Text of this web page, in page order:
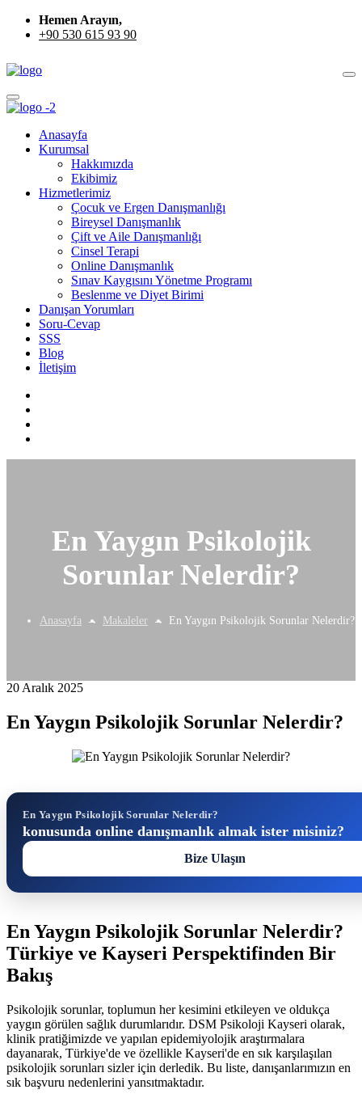
Hemen Arayın,
+90 530 615 93 90
Anasayfa
Kurumsal
Hakkımızda
Ekibimiz
Hizmetlerimiz
Çocuk ve Ergen Danışmanlığı
Bireysel Danışmanlık
Çift ve Aile Danışmanlığı
Cinsel Terapi
Online Danışmanlık
Sınav Kaygısını Yönetme Programı
Beslenme ve Diyet Birimi
Danışan Yorumları
Soru-Cevap
SSS
Blog
İletişim
En Yaygın Psikolojik
Sorunlar Nelerdir?
Anasayfa Makaleler En Yaygın Psikolojik Sorunlar Nelerdir?
20 Aralık 2025
En Yaygın Psikolojik Sorunlar Nelerdir?
En Yaygın Psikolojik Sorunlar Nelerdir?
konusunda online danışmanlık almak ister misiniz?
Bize Ulaşın
En Yaygın Psikolojik Sorunlar Nelerdir?
Türkiye ve Kayseri Perspektifinden Bir
Bakış
Psikolojik sorunlar, toplumun her kesimini etkileyen ve oldukça
yaygın görülen sağlık durumlarıdır. DSM Psikoloji Kayseri olarak,
klinik pratiğimizde ve yapılan epidemiyolojik araştırmalara
dayanarak, Türkiye'de ve özellikle Kayseri'de en sık karşılaşılan
psikolojik sorunları sizler için derledik. Bu liste, danışanlarımızın en
sık başvuru nedenlerini yansıtmaktadır.